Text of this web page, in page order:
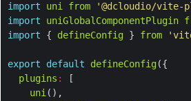
import uni from
'@dcloudio/vite-
import
uniGlobalComponentPlugin
import { defineConfig } from
export default defineConfig
plugins :
uni